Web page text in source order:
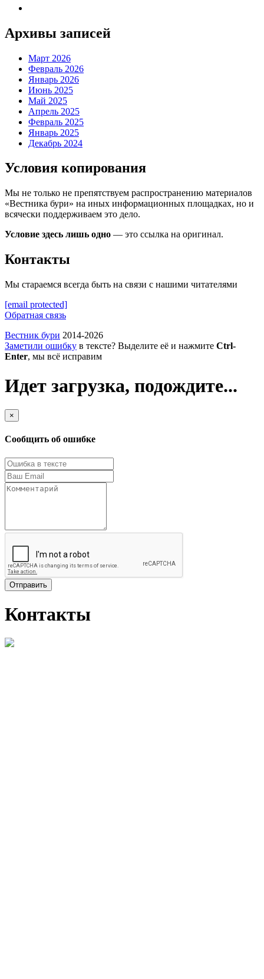
Архивы записей
Март 2026
Февраль 2026
Январь 2026
Июнь 2025
Май 2025
Апрель 2025
Февраль 2025
Январь 2025
Декабрь 2024
Условия копирования
Мы не только не препятствуем распространению материалов
«Вестника бури» на иных информационных площадках, но и
всячески поддерживаем это дело.
Условие здесь лишь одно — это ссылка на оригинал.
Контакты
Мы стараемся всегда быть на связи с нашими читателями
[email protected]
Обратная связь
Вестник бури 2014-2026
Заметили ошибку в тексте? Выделите её и нажмите Ctrl-
Enter, мы всё исправим
Идет загрузка, подождите...
×
Сообщить об ошибке
Отправить
Контакты